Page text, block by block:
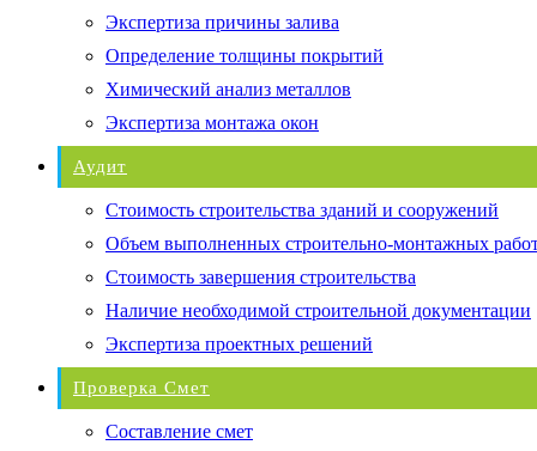
Экспертиза причины залива
Определение толщины покрытий
Химический анализ металлов
Экспертиза монтажа окон
Аудит
Стоимость строительства зданий и сооружений
Объем выполненных строительно-монтажных
Стоимость завершения строительства
Наличие необходимой строительной документации
Экспертиза проектных решений
Проверка Смет
Составление смет